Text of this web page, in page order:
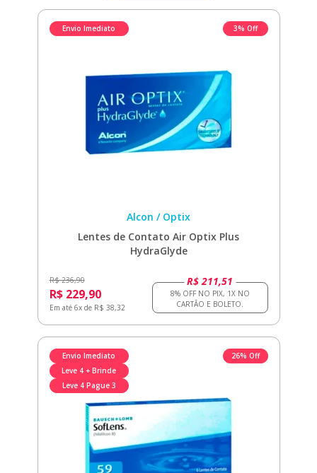
Envio Imediato 3% Off
Alcon / Optix
Lentes de Contato Air Optix Plus
HydraGlyde
R$ 236,90
R$ 229,90
Em até 6x de R$ 38,32
R$ 211,51
Envio Imediato
Leve 4 + Brinde
Leve 4 Pague 3
26% Off